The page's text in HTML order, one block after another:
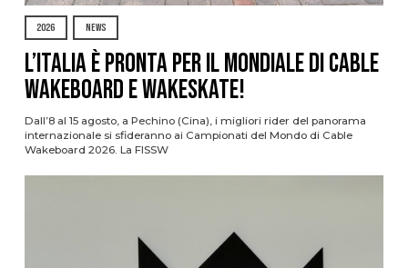
2026 NEWS
L’Italia è pronta per il Mondiale di Cable
Wakeboard e Wakeskate!
Dall’8 al 15 agosto, a Pechino (Cina), i migliori rider del panorama
internazionale si sfideranno ai Campionati del Mondo di Cable
Wakeboard 2026. La FISSW